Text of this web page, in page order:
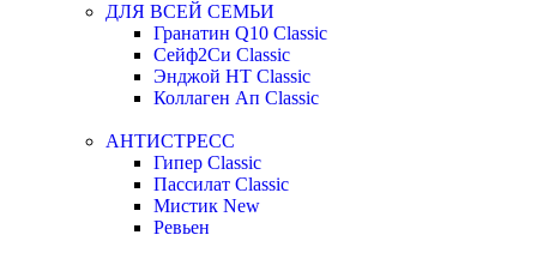
ДЛЯ ВСЕЙ СЕМЬИ
Гранатин Q10 Classic
Сейф2Си Classic
Энджой НТ Classic
Коллаген Ап Classic
АНТИСТРЕСС
Гипер Classic
Пассилат Classic
Мистик New
Ревьен